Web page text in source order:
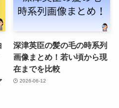
深津英臣の髪の毛の時系列
画像まとめ！若い頃から現
在までを比較
2026-06-12